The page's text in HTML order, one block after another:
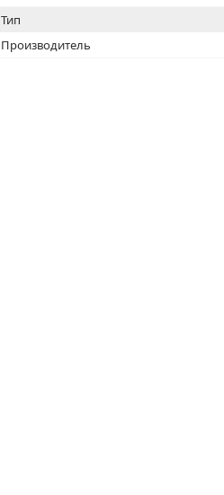
Тип
Производитель